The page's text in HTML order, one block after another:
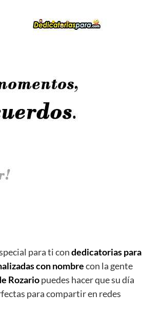
para ti condedicatorias para
con nombrecon la gente
Rozariopuedes hacer que su día
para compartir en redes